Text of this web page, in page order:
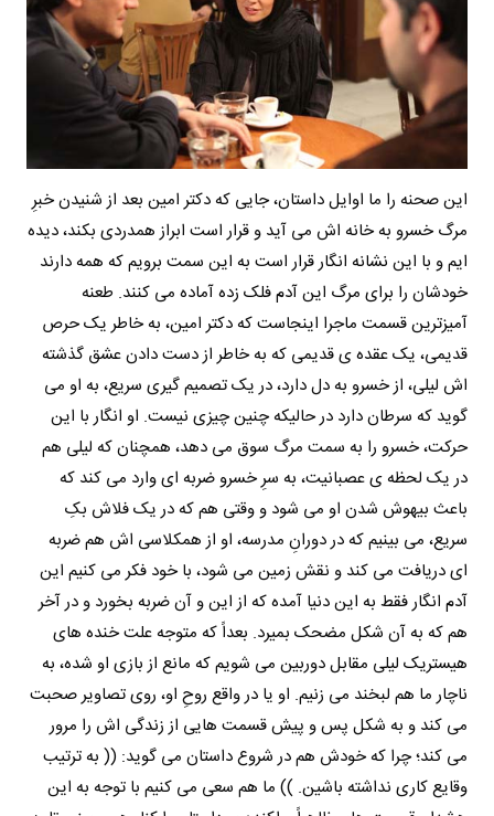
این صحنه را ما اوایل داستان، جایی که دکتر امین بعد از شنیدن خبرِ
مرگ خسرو به خانه اش می آید و قرار است ابراز همدردی بکند، دیده
ایم و با این نشانه انگار قرار است به این سمت برویم که همه دارند
خودشان را برای مرگ این آدم فلک زده آماده می کنند. طعنه
آمیزترین قسمت ماجرا اینجاست که دکتر امین، به خاطر یک حرص
قدیمی، یک عقده ی قدیمی که به خاطر از دست دادن عشق گذشته
اش لیلی، از خسرو به دل دارد، در یک تصمیم گیری سریع، به او می
گوید که سرطان دارد در حالیکه چنین چیزی نیست. او انگار با این
حرکت، خسرو را به سمت مرگ سوق می دهد، همچنان که لیلی هم
در یک لحظه ی عصبانیت، به سرِ خسرو ضربه ای وارد می کند که
باعث بیهوش شدن او می شود و وقتی هم که در یک فلاش بکِ
سریع، می بینیم که در دورانِ مدرسه، او از همکلاسی اش هم ضربه
ای دریافت می کند و نقش زمین می شود، با خود فکر می کنیم این
آدم انگار فقط به این دنیا آمده که از این و آن ضربه بخورد و در آخر
هم که به آن شکل مضحک بمیرد. بعداً که متوجه علت خنده های
هیستریک لیلی مقابل دوربین می شویم که مانع از بازی او شده، به
ناچار ما هم لبخند می زنیم. او یا در واقع روحِ او، روی تصاویر صحبت
می کند و به شکل پس و پیش قسمت هایی از زندگی اش را مرور
می کند؛ چرا که خودش هم در شروع داستان می گوید: (( به ترتیب
وقایع کاری نداشته باشین. )) ما هم سعی می کنیم با توجه به این